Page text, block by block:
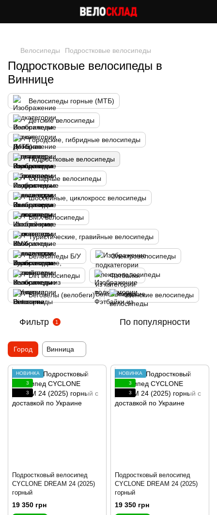
Велосипеды Подростковые велосипеды
Подростковые велосипеды в
Виннице
Велосипеды горные (МТБ)
Детские велосипеды
Городские, гибридные велосипеды
Подростковые велосипеды
Складные велосипеды
Шоссейные, циклокросс велосипеды
BMX велосипеды
Туристические, гравийные велосипеды
Велосипеды Б/У Электровелосипеды
Dirt велосипеды Фэтбайки
Беговелы (велобеги) Женские велосипеды
Фильтр 1 По популярности
Город Винница
НОВИНКА
3
3
Подростковый велосипед
CYCLONE DREAM 24 (2025)
горный
19 350 грн
НОВИНКА
3
3
Подростковый велосипед
CYCLONE DREAM 24 (2025)
горный
19 350 грн